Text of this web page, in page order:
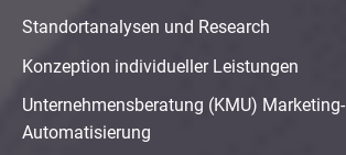
Standortanalysen und Research
Konzeption individueller Leistungen
Unternehmensberatung (KMU) Marketing-
Automatisierung